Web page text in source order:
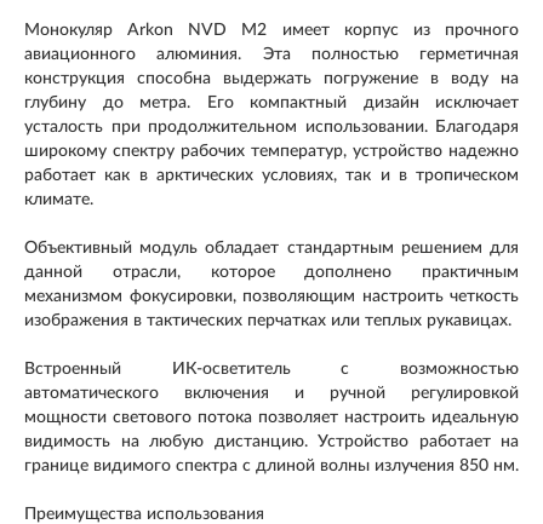
Монокуляр Arkon NVD M2 имеет корпус из прочного
авиационного алюминия. Эта полностью герметичная
конструкция способна выдержать погружение в воду на
глубину до метра. Его компактный дизайн исключает
усталость при продолжительном использовании. Благодаря
широкому спектру рабочих температур, устройство надежно
работает как в арктических условиях, так и в тропическом
климате.
Объективный модуль обладает стандартным решением для
данной отрасли, которое дополнено практичным
механизмом фокусировки, позволяющим настроить четкость
изображения в тактических перчатках или теплых рукавицах.
Встроенный ИК-осветитель с возможностью
автоматического включения и ручной регулировкой
мощности светового потока позволяет настроить идеальную
видимость на любую дистанцию. Устройство работает на
границе видимого спектра с длиной волны излучения 850 нм.
Преимущества использования